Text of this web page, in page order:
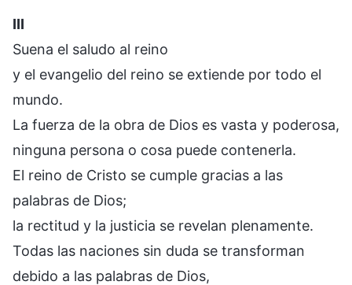
III
Suena el saludo al reino
y el evangelio del reino se extiende por todo el
mundo.
La fuerza de la obra de Dios es vasta y poderosa,
ninguna persona o cosa puede contenerla.
El reino de Cristo se cumple gracias a las
palabras de Dios;
la rectitud y la justicia se revelan plenamente.
Todas las naciones sin duda se transforman
debido a las palabras de Dios,